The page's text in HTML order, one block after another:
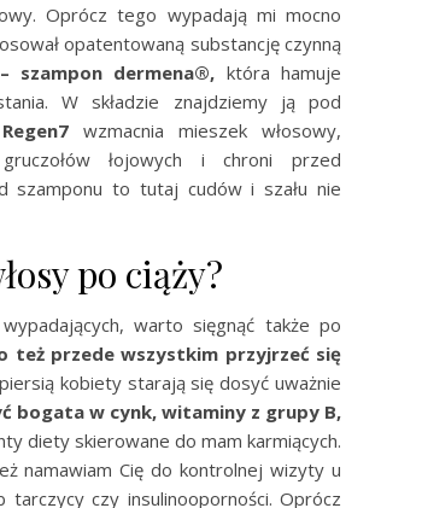
Oprócz tego wypadają mi mocno
opatentowaną substancję czynną
szampon dermena®, która hamuje
W składzie znajdziemy ją pod
Regen7wzmacnia mieszek włosowy,
łojowych i chroni przed
szamponu to tutaj cudów i szału nie
po ciąży?
warto sięgnąć także po
też przede wszystkim przyjrzeć się
kobiety starają się dosyć uważnie
bogata w cynk, witaminy z grupy B,
diety skierowane do mam karmiących.
namawiam Cię do kontrolnej wizyty u
czy insulinooporności. Oprócz